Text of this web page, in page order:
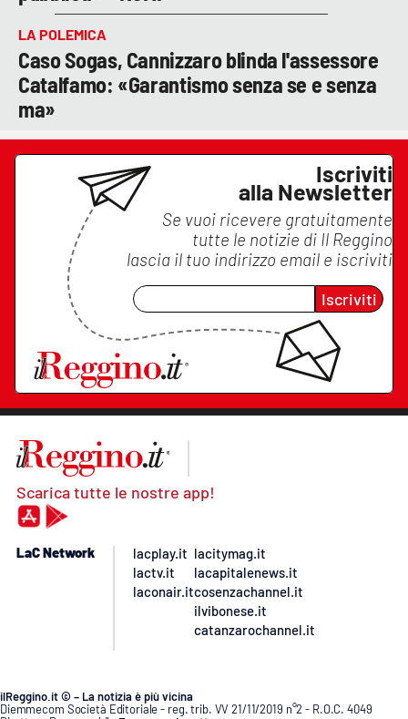
LA POLEMICA
Caso Sogas, Cannizzaro blinda l'assessore
Catalfamo: «Garantismo senza se e senza
ma»
Iscriviti
alla Newsletter
Se vuoi ricevere gratuitamente
tutte le notizie di Il Reggino
lascia il tuo indirizzo email e iscriviti
Iscriviti
Scarica tutte le nostre app!
LaC Network
lacplay.it
lactv.it
laconair.it
lacitymag.it
lacapitalenews.it
cosenzachannel.it
ilvibonese.it
catanzarochannel.it
ilReggino.it © – La notizia è più vicina
Diemmecom Società Editoriale - reg. trib. VV 21/11/2019 n°2 - R.O.C. 4049